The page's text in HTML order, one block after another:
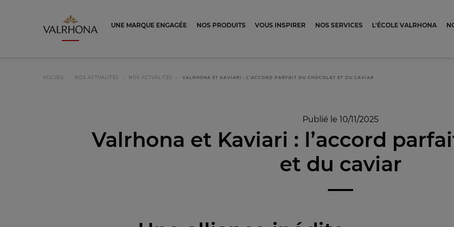
Valrhona - Imaginons le meilleur du chocolat
UNE MARQUE ENGAGÉE NOS PRODUITS VOUS INSPIRER NOS SERVICES L'ÉCOLE VALRHONA
ACCUEIL NOS ACTUALITÉS NOS ACTUALITÉS VALRHONA ET KAVIARI : L’ACCORD PARFAIT DU CHOCOLAT ET DU CAVIAR
Publié le 10/11/2025
Valrhona et Kaviari : l’accord
et du caviar